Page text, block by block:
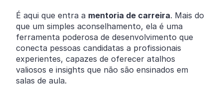
É aqui que entra a mentoria de carreira. Mais do
que um simples aconselhamento, ela é uma
ferramenta poderosa de desenvolvimento que
conecta pessoas candidatas a profissionais
experientes, capazes de oferecer atalhos
valiosos e insights que não são ensinados em
salas de aula.